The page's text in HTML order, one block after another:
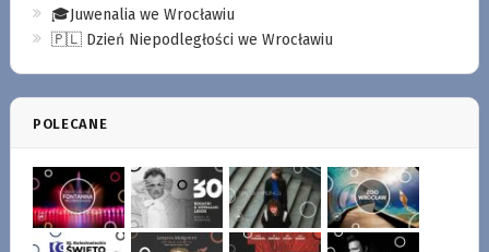
🎓Juwenalia we Wrocławiu
🇵🇱 Dzień Niepodległości we Wrocławiu
POLECANE